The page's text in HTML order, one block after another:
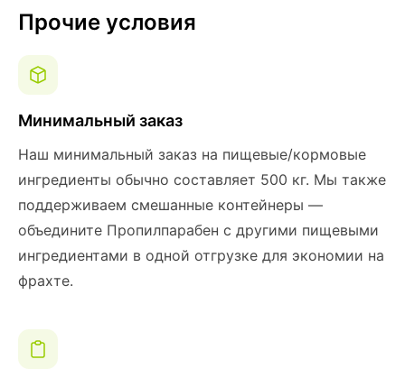
Прочие условия
Минимальный заказ
Наш минимальный заказ на пищевые/кормовые
ингредиенты обычно составляет 500 кг. Мы также
поддерживаем смешанные контейнеры —
объедините Пропилпарабен с другими пищевыми
ингредиентами в одной отгрузке для экономии на
фрахте.